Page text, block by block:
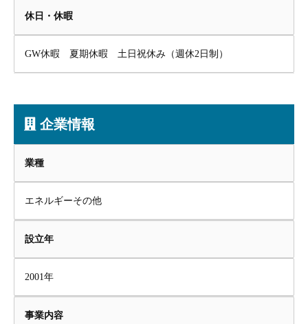
休日・休暇
GW休暇 夏期休暇 土日祝休み（週休2日制）
企業情報
業種
エネルギーその他
設立年
2001年
事業内容